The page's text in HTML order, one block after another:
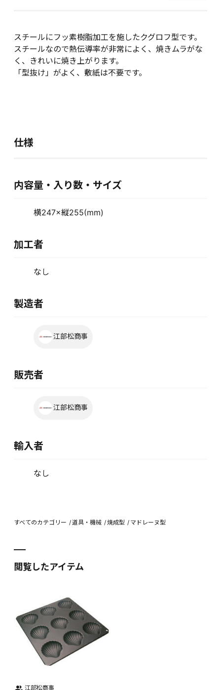
スチールにフッ素樹脂加工を施したクグロフ型です。
スチールなので熱伝導率が非常によく、焼きムラがな
く、きれいに焼き上がります。
「型抜け」がよく、敷紙は不要です。
仕様
内容量・入り数・サイズ
横247×縦255(mm)
加工者
なし
製造者
江部松商事
販売者
江部松商事
輸入者
なし
すべてのカテゴリー 道具・機械 焼成型 マドレーヌ型
閲覧したアイテム
江部松商事